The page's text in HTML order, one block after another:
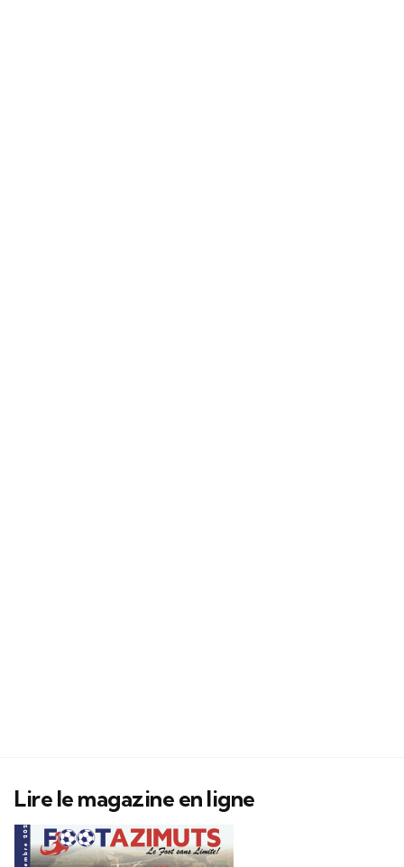
Lire le magazine en ligne